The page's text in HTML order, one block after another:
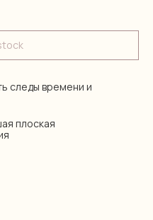
следы времени и
плоская